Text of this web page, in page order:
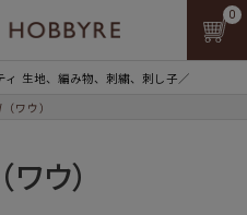
ィ 生地、編み物、刺繍、刺し子／
0
ワウ）
ウ）